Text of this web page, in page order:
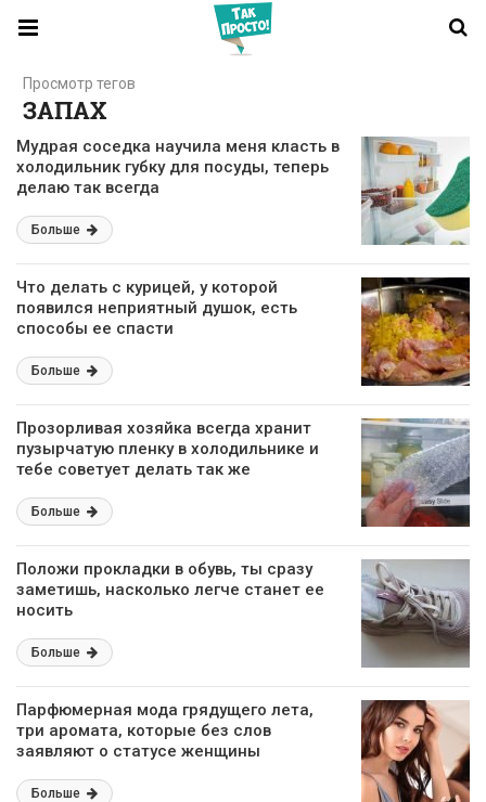
Просмотр тегов
ЗАПАХ
Мудрая соседка научила меня класть в
холодильник губку для посуды, теперь
делаю так всегда
Больше
Что делать с курицей, у которой
появился неприятный душок, есть
способы ее спасти
Больше
Прозорливая хозяйка всегда хранит
пузырчатую пленку в холодильнике и
тебе советует делать так же
Больше
Положи прокладки в обувь, ты сразу
заметишь, насколько легче станет ее
носить
Больше
Парфюмерная мода грядущего лета,
три аромата, которые без слов
заявляют о статусе женщины
Больше